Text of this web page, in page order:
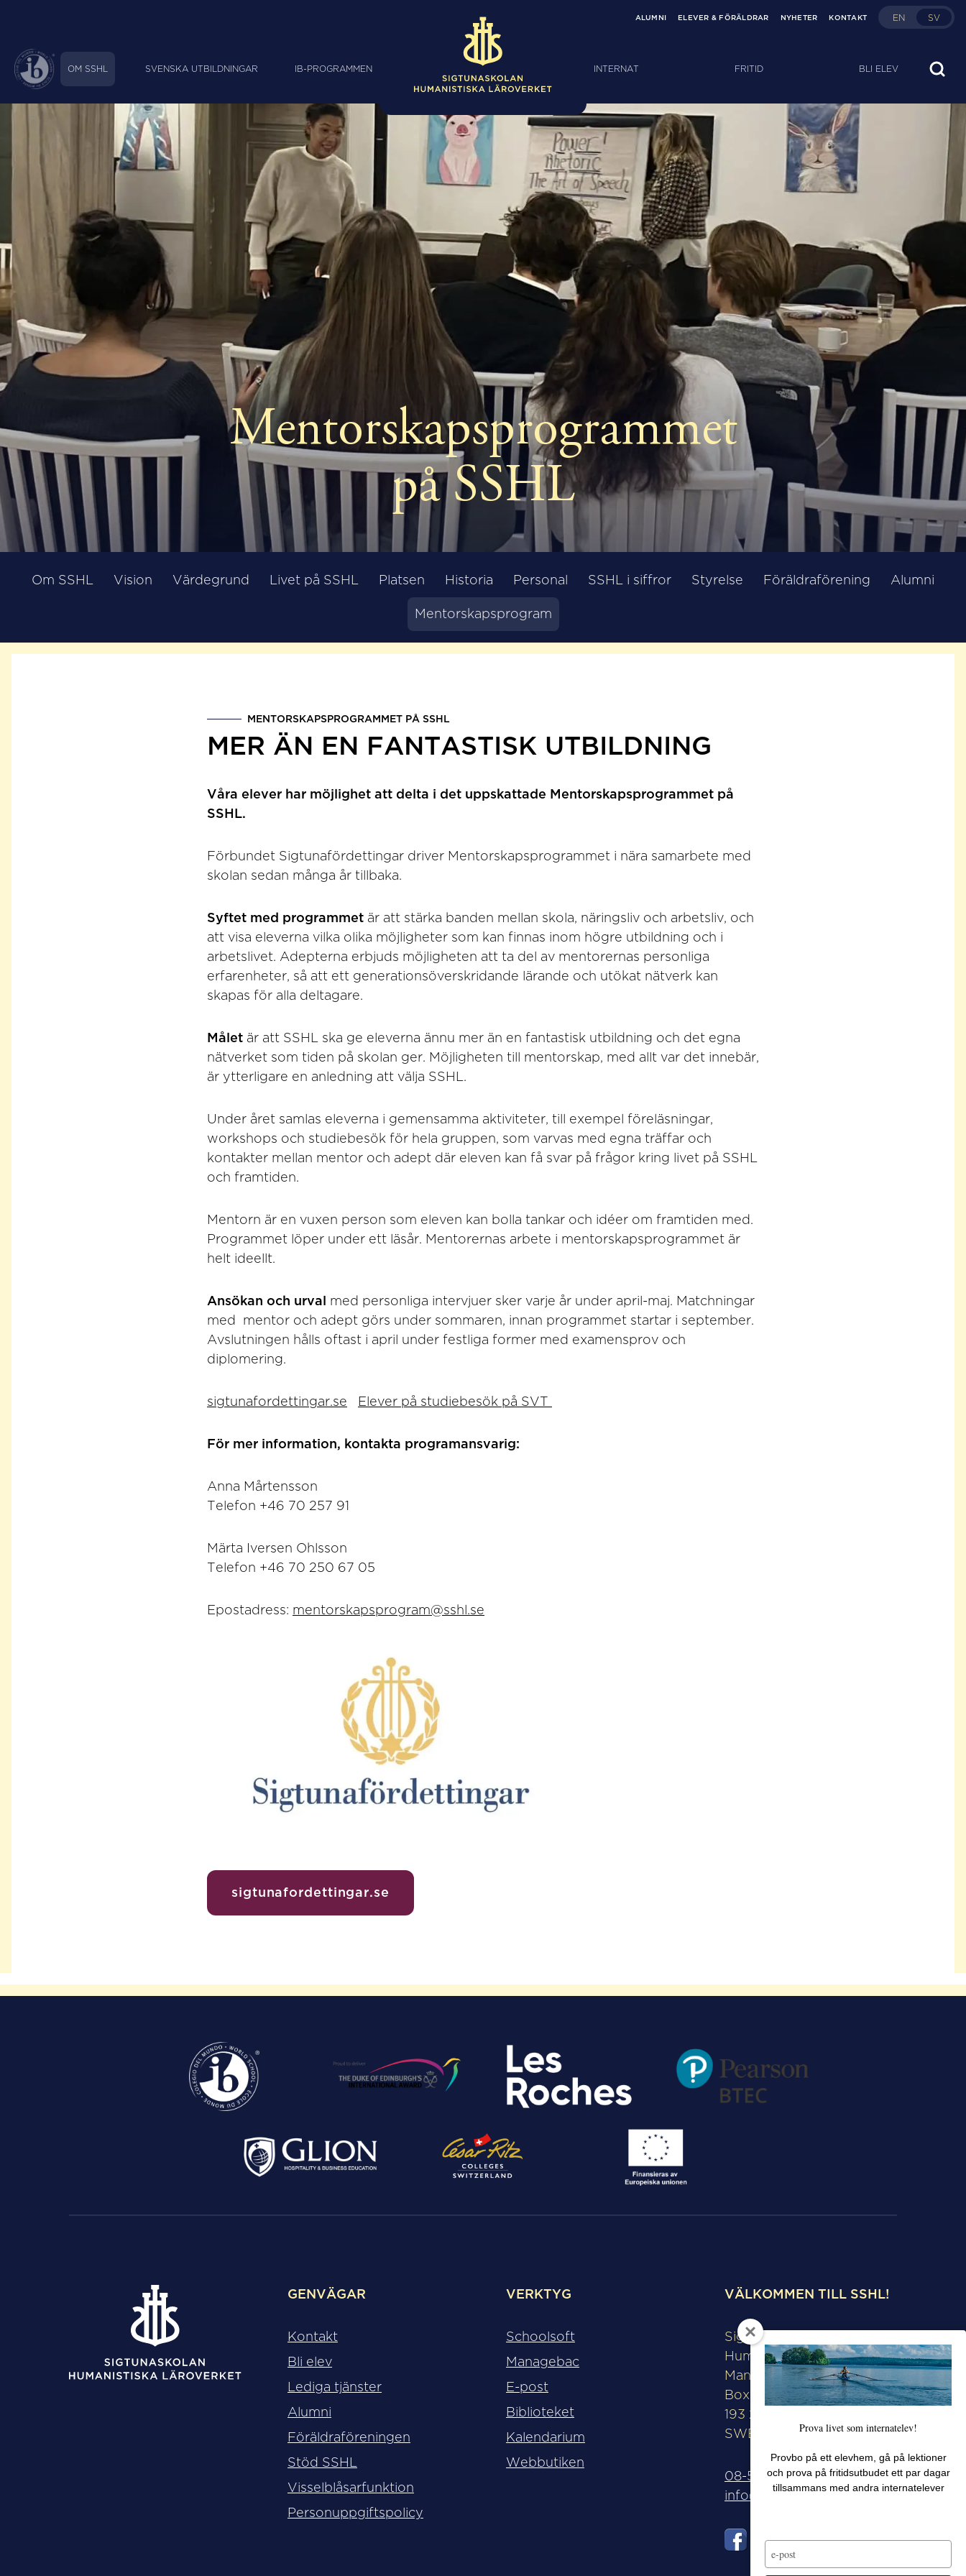
ALUMNI ELEVER & FÖRÄLDRAR NYHETER KONTAKT EN SV
OM SSHL SVENSKA UTBILDNINGAR IB-PROGRAMMEN INTERNAT FRITID BLI ELEV
Mentorskapsprogrammet
på SSHL
Om SSHL Vision Värdegrund Livet på SSHL Platsen Historia Personal SSHL i siffror Styrelse Föräldraförening Alumni
Mentorskapsprogram
MENTORSKAPSPROGRAMMET PÅ SSHL
MER ÄN EN FANTASTISK UTBILDNING
Våra elever har möjlighet att delta i det uppskattade Mentorskapsprogrammet på
SSHL.
Förbundet Sigtunafördettingar driver Mentorskapsprogrammet i nära samarbete med
skolan sedan många år tillbaka.
Syftet med programmet är att stärka banden mellan skola, näringsliv och arbetsliv, och
att visa eleverna vilka olika möjligheter som kan finnas inom högre utbildning och i
arbetslivet. Adepterna erbjuds möjligheten att ta del av mentorernas personliga
erfarenheter, så att ett generationsöverskridande lärande och utökat nätverk kan
skapas för alla deltagare.
Målet är att SSHL ska ge eleverna ännu mer än en fantastisk utbildning och det egna
nätverket som tiden på skolan ger. Möjligheten till mentorskap, med allt var det innebär,
är ytterligare en anledning att välja SSHL.
Under året samlas eleverna i gemensamma aktiviteter, till exempel föreläsningar,
workshops och studiebesök för hela gruppen, som varvas med egna träffar och
kontakter mellan mentor och adept där eleven kan få svar på frågor kring livet på SSHL
och framtiden.
Mentorn är en vuxen person som eleven kan bolla tankar och idéer om framtiden med.
Programmet löper under ett läsår. Mentorernas arbete i mentorskapsprogrammet är
helt ideellt.
Ansökan och urval med personliga intervjuer sker varje år under april-maj. Matchningar
med mentor och adept görs under sommaren, innan programmet startar i september.
Avslutningen hålls oftast i april under festliga former med examensprov och
diplomering.
sigtunafordettingar.se Elever på studiebesök på SVT
För mer information, kontakta programansvarig:
Anna Mårtensson
Telefon +46 70 257 91
Märta Iversen Ohlsson
Telefon +46 70 250 67 05
Epostadress: mentorskapsprogram@sshl.se
sigtunafordettingar.se
GENVÄGAR
Kontakt
Bli elev
Lediga tjänster
Alumni
Föräldraföreningen
Stöd SSHL
Visselblåsarfunktion
Personuppgiftspolicy
VERKTYG
Schoolsoft
Managebac
E-post
Biblioteket
Kalendarium
Webbutiken
VÄLKOMMEN TILL SSHL!
Sigtunaskolan
Humanistiska Läroverket
Manfred Björkquists allé 8
Box 508
193 28 Sigtuna
SWEDEN
08-592 571 00
info@sshl.se
Prova livet som internatelev!
Provbo på ett elevhem, gå på lektioner
och prova på fritidsutbudet ett par dagar
tillsammans med andra internatelever